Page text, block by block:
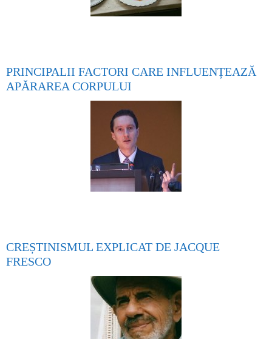
PRINCIPALII FACTORI CARE INFLUENȚEAZĂ
APĂRAREA CORPULUI
CREȘTINISMUL EXPLICAT DE JACQUE
FRESCO